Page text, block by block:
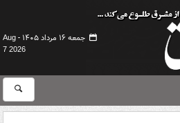
جمعه ۱۶ مرداد ۱۴۰۵ -
Aug
7 2026